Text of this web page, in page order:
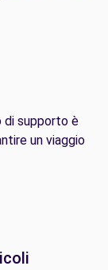
di supporto è
un viaggio